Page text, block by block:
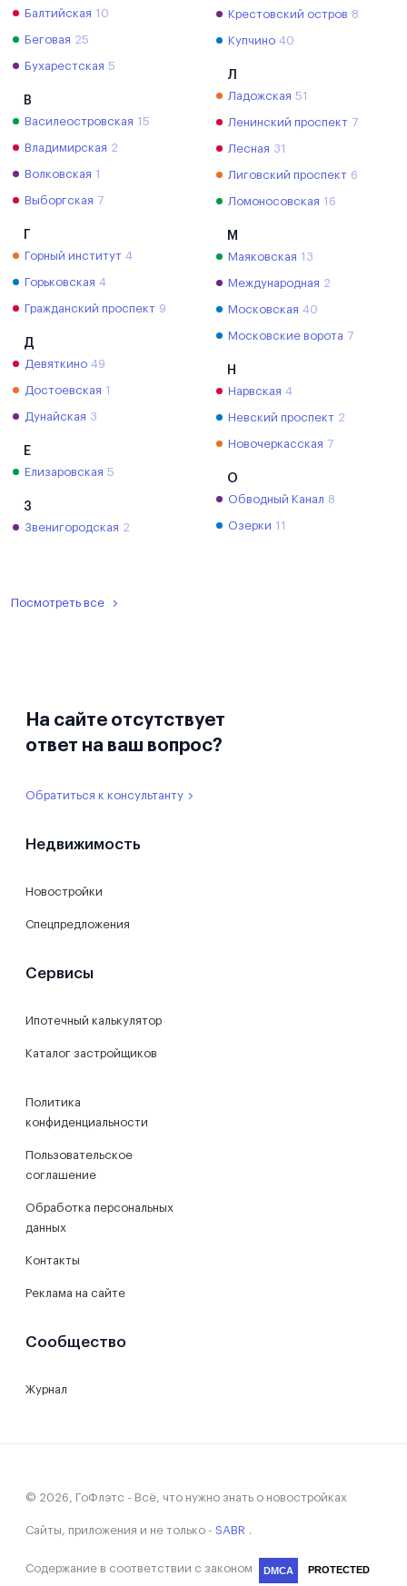
Балтийская 10
Беговая 25
Бухарестская 5
В
Василеостровская 15
Владимирская 2
Волковская 1
Выборгская 7
Г
Горный институт 4
Горьковская 4
Гражданский проспект 9
Д
Девяткино 49
Достоевская 1
Дунайская 3
Е
Елизаровская 5
З
Звенигородская 2
Крестовский остров 8
Купчино 40
Л
Ладожская 51
Ленинский проспект 7
Лесная 31
Лиговский проспект 6
Ломоносовская 16
М
Маяковская 13
Международная 2
Московская 40
Московские ворота 7
Н
Нарвская 4
Невский проспект 2
Новочеркасская 7
О
Обводный Канал 8
Озерки 11
Посмотреть все
На сайте отсутствует
ответ на ваш вопрос?
Обратиться к консультанту
Недвижимость
Новостройки
Спецпредложения
Сервисы
Ипотечный калькулятор
Каталог застройщиков
Политика
конфиденциальности
Пользовательское
соглашение
Обработка персональных
данных
Контакты
Реклама на сайте
Сообщество
Журнал
© 2026, ГоФлэтс - Всё, что нужно знать о новостройках
Сайты, приложения и не только - SABR
Содержание в соответствии с законом DMCA PROTECTED